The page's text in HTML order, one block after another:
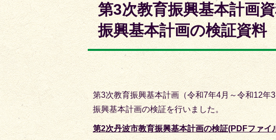
第3次教育振興基本計画
振興基本計画の検証資料
第3次教育振興基本計画（令和7年4月～令和12
振興基本計画の検証を行いました。
第2次丹波市教育振興基本計画の検証(PDFファイ
枚
ス
4
枚
目
の
ス
イ
ド